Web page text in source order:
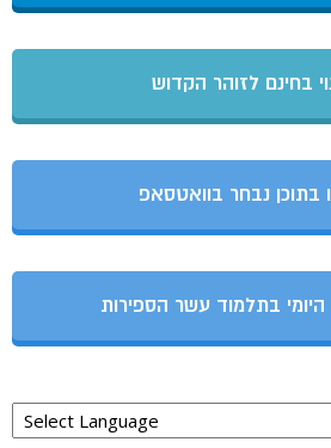
בחינם לזוהר הקדוש
בתוכן נבחר בוואטסאפ
היומי בתלמוד עשר הספירות